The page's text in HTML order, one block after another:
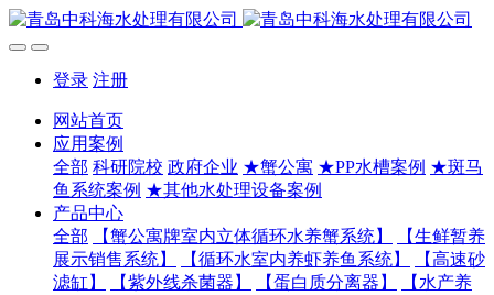
登录 注册
网站首页
应用案例
全部 科研院校 政府企业 ★蟹公寓 ★PP水槽案例 ★斑马
鱼系统案例 ★其他水处理设备案例
产品中心
全部
【蟹公寓牌室内立体循环水养蟹系统】
【生鲜暂养
展示销售系统】
【循环水室内养虾养鱼系统】
【高速砂
滤缸】
【紫外线杀菌器】 【蛋白质分离器】
【水产养